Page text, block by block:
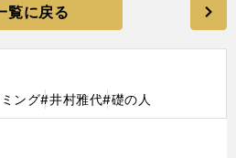
覧に戻る
ング#井村雅代#礎の人